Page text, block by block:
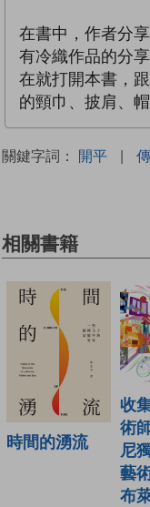
在書中，作者分
有冷織作品的分
在就打開本書，
的頸巾、披肩、
關鍵字詞： 開平 |
相關書籍
時間的湧流
收
術
尼
藝
布